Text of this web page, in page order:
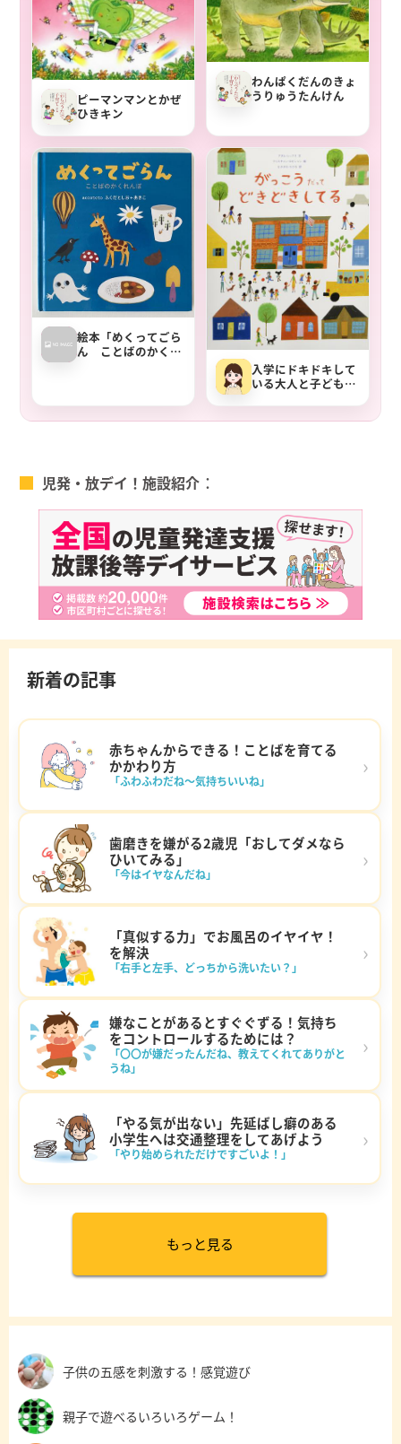
ピーマンマンとかぜ
ひきキン
わんぱくだんのきょ
うりゅうたんけん
絵本「めくってごら
ん ことばのかくれ
入学にドキドキして
いる大人と子どもへ
る』
児発・放デイ！施設紹介
新着の記事
赤ちゃんからできる！ことばを育てる
かかわり方
「ふわふわだね～気持ちいいね」
›
歯磨きを嫌がる2歳児「おしてダメなら
ひいてみる」
「今はイヤなんだね」
›
「真似する力」でお風呂のイヤイヤ！
を解決
「右手と左手、どっちから洗いたい？」
›
嫌なことがあるとすぐぐずる！気持ち
をコントロールするためには？
「〇〇が嫌だったんだね、教えてくれてありがと
うね」
›
「やる気が出ない」先延ばし癖のある
小学生へは交通整理をしてあげよう
「やり始められただけですごいよ！」
›
もっと見る
子供の五感を刺激する！感覚遊び
親子で遊べるいろいろゲーム！